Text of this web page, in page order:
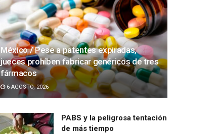
México / Pese a patentes expiradas,
jueces prohíben fabricar genéricos de tres
fármacos
6 AGOSTO, 2026
PABS y la peligrosa tentación
de más tiempo